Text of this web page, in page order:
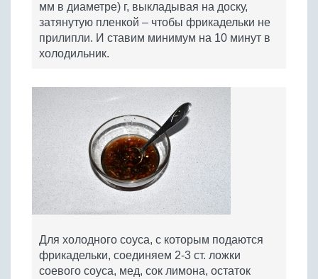
мм в диаметре) г, выкладывая на доску,
затянутую пленкой – чтобы фрикадельки не
прилипли. И ставим минимум на 10 минут в
холодильник.
Для холодного соуса, с которым подаются
фрикадельки, соединяем 2-3 ст. ложки
соевого соуса, мед, сок лимона, остаток